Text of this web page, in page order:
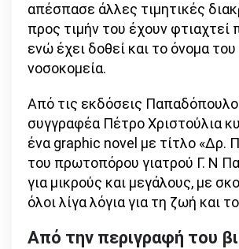
απέσπασε άλλες τιμητικές
προς τιμήν του έχουν φτιαχτεί
ενώ έχει δοθεί και το όνομα
νοσοκομεία.
Από τις εκδόσεις
συγγραφέα Πέτρο Χριστούλια
ένα graphic novel με τίτλο «Δρ.
του πρωτοπόρου γιατρού Γ. Ν
για μικρούς και μεγάλους, με
όλοι λίγα λόγια για τη ζωή και
Από την περιγραφή του